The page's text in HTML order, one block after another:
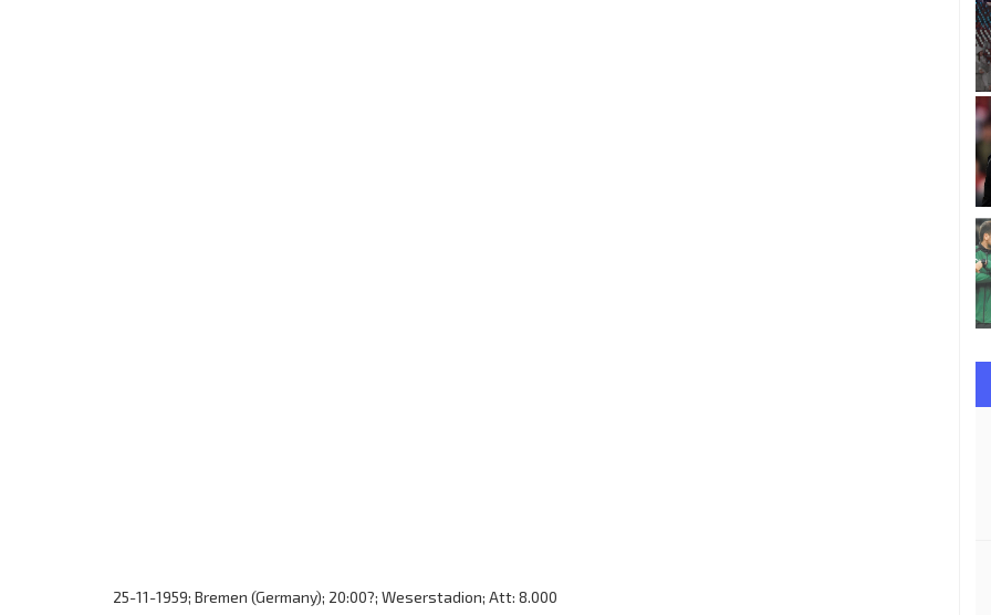
25-11-1959; Bremen (Germany); 20:00?; Weserstadion; Att: 8.000